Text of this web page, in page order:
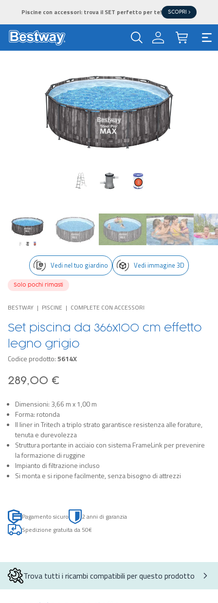
Piscine con accessori: trova il SET perfetto per te! SCOPRI >
Vedi nel tuo giardino Vedi immagine 3D
Solo pochi rimasti
BESTWAY PISCINE COMPLETE CON ACCESSORI
Set piscina da 366x100 cm effetto
legno grigio
Codice prodotto:5614X
289,00 €
Dimensioni: 3,66 m x 1,00 m
Forma: rotonda
Il liner in Tritech a triplo strato garantisce resistenza alle forature,
tenuta e durevolezza
Struttura portante in acciaio con sistema FrameLink per prevenire
la formazione di ruggine
Impianto di filtrazione incluso
Si monta e si ripone facilmente, senza bisogno di attrezzi
Pagamento sicuro
2 anni di garanzia
Spedizione gratuita da 50€
Trova tutti i ricambi compatibili per questo prodotto